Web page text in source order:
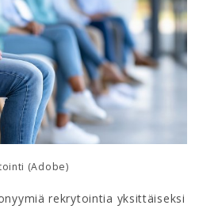
(Adobe)
rekrytointia yksittäiseksi